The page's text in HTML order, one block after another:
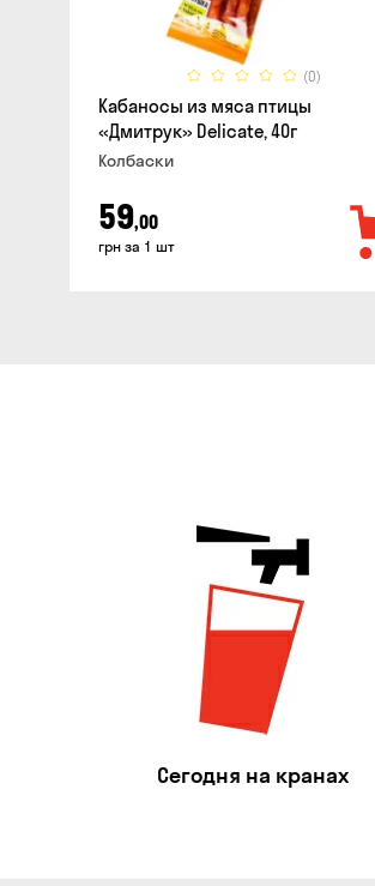
(0)
Кабаносы из мяса птицы
«Дмитрук» Delicate, 40г
Колбаски
59,00
грн за 1 шт
Сегодня на кранах